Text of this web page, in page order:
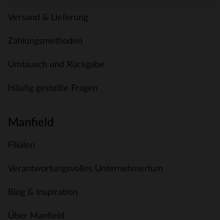
Versand & Lieferung
Zahlungsmethoden
Umtausch und Rückgabe
Häufig gestellte Fragen
Manfield
Filialen
Verantwortungsvolles Unternehmertum
Blog & Inspiration
Über Manfield